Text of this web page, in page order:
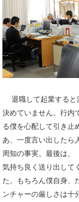
退職して起業すると
決めていません。行内
る僕を心配して引き止
あ、一度言い出したら
周知の事実。最後は、
気持ち良く送り出して
た。もちろん僕自身、
ンチャーの厳しさは十